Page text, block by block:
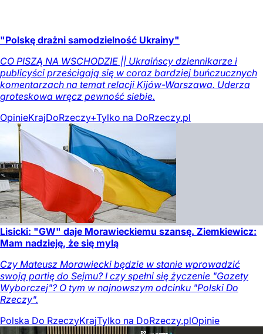
"Polskę drażni samodzielność Ukrainy"
CO PISZĄ NA WSCHODZIE || Ukraińscy dziennikarze i
publicyści prześcigają się w coraz bardziej buńczucznych
komentarzach na temat relacji Kijów-Warszawa. Uderza
groteskowa wręcz pewność siebie.
OpinieKrajDoRzeczy+Tylko na DoRzeczy.pl
Lisicki: "GW" daje Morawieckiemu szansę. Ziemkiewicz:
Mam nadzieję, że się mylą
Czy Mateusz Morawiecki będzie w stanie wprowadzić
swoją partię do Sejmu? I czy spełni się życzenie "Gazety
Wyborczej"? O tym w najnowszym odcinku "Polski Do
Rzeczy".
Polska Do RzeczyKrajTylko na DoRzeczy.plOpinie